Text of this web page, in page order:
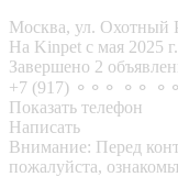
Москва, ул. Охотный
На Kinpet c мая 2025 г.
Завершено 2
+7 (917) ⚬⚬⚬ ⚬⚬ ⚬⚬
Показать телефон
Написать
Внимание: Перед
пожалуйста,